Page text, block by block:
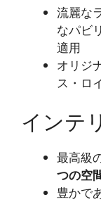
流麗な
なパビ
適用
オリジ
ス・ロ
インテ
最高級
つの空
豊かで